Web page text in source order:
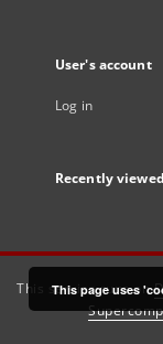
User's account
Log in
Recently viewed
This service runs on
This page uses